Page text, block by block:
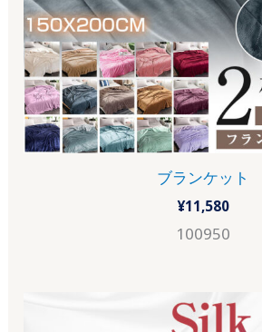
ブランケット
¥11,580
100950